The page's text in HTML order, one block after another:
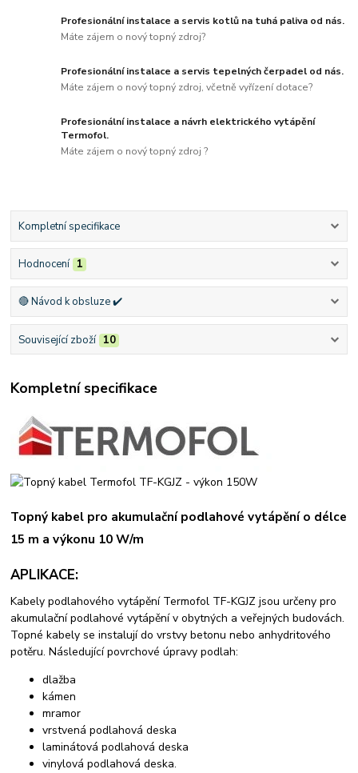
Profesionální instalace a servis kotlů na tuhá paliva od nás.
Máte zájem o nový topný zdroj?
Profesionální instalace a servis tepelných čerpadel od nás.
Máte zájem o nový topný zdroj, včetně vyřízení dotace?
Profesionální instalace a návrh elektrického vytápění
Termofol.
Máte zájem o nový topný zdroj ?
Kompletní specifikace
Hodnocení 1
🔴 Návod k obsluze ✔️
Související zboží 10
Kompletní specifikace
Topný kabel pro akumulační podlahové vytápění o délce
15 m a výkonu 10 W/m
APLIKACE:
Kabely podlahového vytápění Termofol TF-KGJZ jsou určeny pro
akumulační podlahové vytápění v obytných a veřejných budovách.
Topné kabely se instalují do vrstvy betonu nebo anhydritového
potěru. Následující povrchové úpravy podlah:
dlažba
kámen
mramor
vrstvená podlahová deska
laminátová podlahová deska
vinylová podlahová deska.